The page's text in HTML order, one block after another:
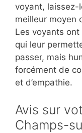
voyant, laissez-
meilleur moyen
Les voyants
qui leur
passer, mais
forcément de
et d’empathie.
Avis sur
Champs-